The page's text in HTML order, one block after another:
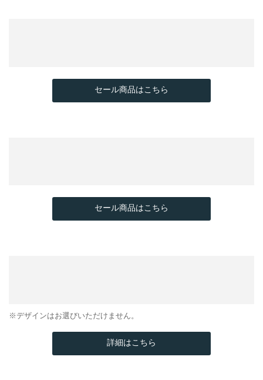
セール商品はこちら
セール商品はこちら
※デザインはお選びいただけません。
詳細はこちら